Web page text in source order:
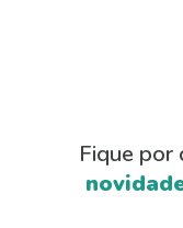
Fique por